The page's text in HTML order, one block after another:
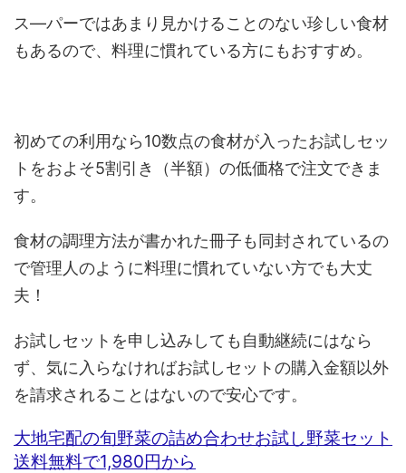
ス―パーではあまり見かけることのない珍しい食材
もあるので、料理に慣れている方にもおすすめ。
初めての利用なら10数点の食材が入ったお試しセッ
トをおよそ5割引き（半額）の低価格で注文できま
す。
食材の調理方法が書かれた冊子も同封されているの
で管理人のように料理に慣れていない方でも大丈
夫！
お試しセットを申し込みしても自動継続にはなら
ず、気に入らなければお試しセットの購入金額以外
を請求されることはないので安心です。
大地宅配の旬野菜の詰め合わせお試し野菜セット
送料無料で1,980円から